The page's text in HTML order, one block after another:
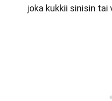
joka kukkii sinisin tai